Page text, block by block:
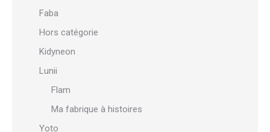
Faba
Hors catégorie
Kidyneon
Lunii
Flam
Ma fabrique à histoires
Yoto